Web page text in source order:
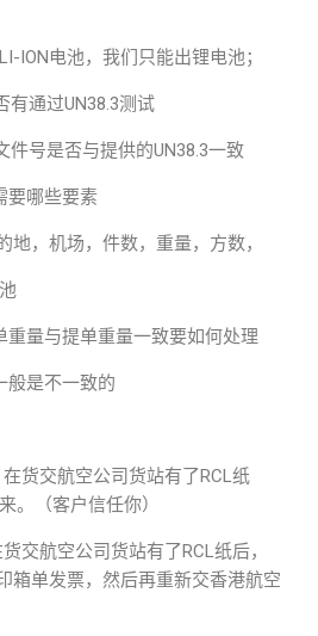
ION电池，我们只能出锂电池；
有通过UN38.3测试
件号是否与提供的UN38.3一致
要哪些要素
，机场，件数，重量，方数，
重量与提单重量一致要如何处理
般是不一致的
货交航空公司货站有了RCL纸
。（客户信任你）
交航空公司货站有了RCL纸后，
箱单发票，然后再重新交香港航空